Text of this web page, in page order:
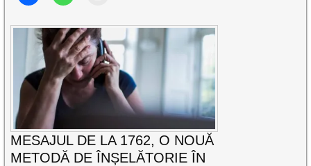
MESAJUL DE LA 1762, O NOUĂ
METODĂ DE ÎNȘELĂTORIE ÎN